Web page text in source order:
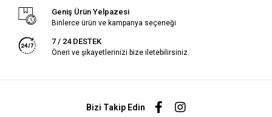
Geniş Ürün Yelpazesi
Binlerce ürün ve kampanya seçeneği
7 / 24 DESTEK
Öneri ve şikayetlerinizi bize iletebilirsiniz.
Bizi Takip Edin